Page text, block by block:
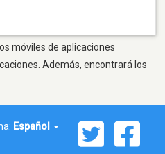
móviles de aplicaciones
Además, encontrará los
Español